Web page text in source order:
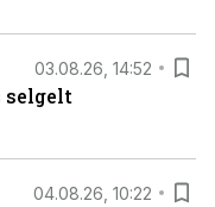
03.08.26, 14:52
selgelt
04.08.26, 10:22